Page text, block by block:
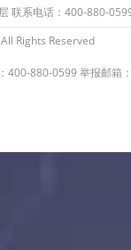
联系电话：400-880-
Rights Reserved
400-880-0599 举报邮箱